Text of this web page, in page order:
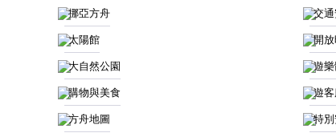
挪亞方舟
太陽館
大自然公園
購物與美食
方舟地圖
交
開放
遊
遊
特